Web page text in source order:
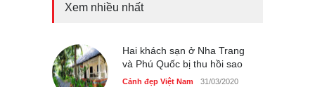
Cảnh đẹp Việt Nam 25/04/2020
Bán đảo Sơn Trà sẽ là khu
Xem nhiều nhất
Hai khách sạn ở Nha Trang
và Phú Quốc bị thu hồi sao
Cảnh đẹp Việt Nam 31/03/2020